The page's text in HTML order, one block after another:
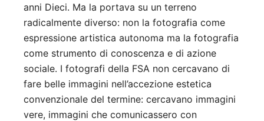
anni Dieci. Ma la portava su un terreno
radicalmente diverso: non la fotografia come
espressione artistica autonoma ma la fotografia
come strumento di conoscenza e di azione
sociale. I fotografi della FSA non cercavano di
fare belle immagini nell’accezione estetica
convenzionale del termine: cercavano immagini
vere, immagini che comunicassero con